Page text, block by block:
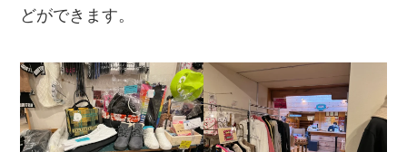
どができます。